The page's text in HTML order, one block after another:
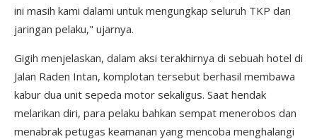
ini masih kami dalami untuk mengungkap seluruh TKP dan
jaringan pelaku," ujarnya.
Gigih menjelaskan, dalam aksi terakhirnya di sebuah hotel di
Jalan Raden Intan, komplotan tersebut berhasil membawa
kabur dua unit sepeda motor sekaligus. Saat hendak
melarikan diri, para pelaku bahkan sempat menerobos dan
menabrak petugas keamanan yang mencoba menghalangi